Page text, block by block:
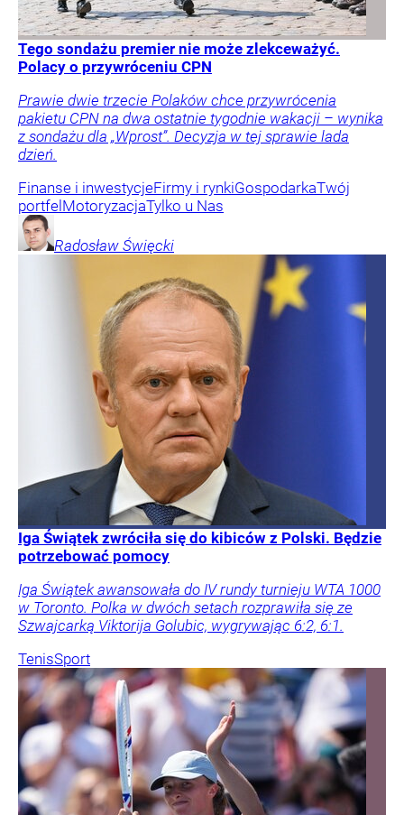
Tego sondażu premier nie może zlekceważyć.
Polacy o przywróceniu CPN
Prawie dwie trzecie Polaków chce przywrócenia
pakietu CPN na dwa ostatnie tygodnie wakacji – wynika
z sondażu dla „Wprost”. Decyzja w tej sprawie lada
dzień.
Finanse i inwestycjeFirmy i rynkiGospodarkaTwój
portfel MotoryzacjaTylko u Nas
Radosław Święcki
Iga Świątek zwróciła się do kibiców z Polski. Będzie
potrzebować pomocy
Iga Świątek awansowała do IV rundy turnieju WTA 1000
w Toronto. Polka w dwóch setach rozprawiła się ze
Szwajcarką Viktorija Golubic, wygrywając 6:2, 6:1.
TenisSport